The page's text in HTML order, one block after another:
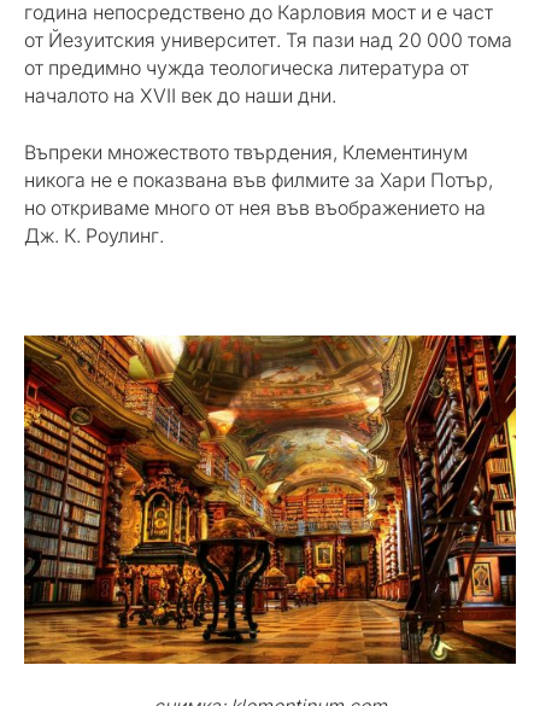
година непосредствено до Карловия мост и е част
от Йезуитския университет. Тя пази над 20 000 тома
от предимно чужда теологическа литература от
началото на XVII век до наши дни.
Въпреки множеството твърдения, Клементинум
никога не е показвана във филмите за Хари Потър,
но откриваме много от нея във въображението на
Дж. К. Роулинг.